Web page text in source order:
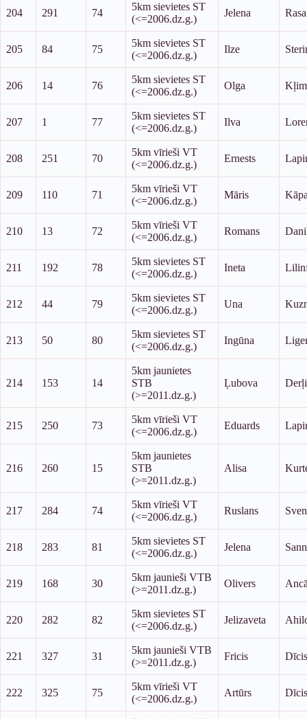
204 291 74
5km sievietes ST
(<=2006.dz.g.)
Jelena Rasa
205 84 75
5km sievietes ST
(<=2006.dz.g.)
Ilze
206 14 76
5km sievietes ST
(<=2006.dz.g.)
Olga
207 1 77
5km sievietes ST
(<=2006.dz.g.)
Ilva
208 251 70
5km vīrieši VT
(<=2006.dz.g.)
Ernests
209 110 71
5km vīrieši VT
(<=2006.dz.g.)
Māris
210 13 72
5km vīrieši VT
(<=2006.dz.g.)
Romans
211 192 78
5km sievietes ST
(<=2006.dz.g.)
Ineta
212 44 79
5km sievietes ST
(<=2006.dz.g.)
Una
213 50 80
5km sievietes ST
(<=2006.dz.g.)
Ingūna
214 153 14
5km jaunietes
STB
(>=2011.dz.g.)
Ļubova
215 250 73
5km vīrieši VT
(<=2006.dz.g.)
Eduards
216 260 15
5km jaunietes
STB
(>=2011.dz.g.)
Alisa
217 284 74
5km vīrieši VT
(<=2006.dz.g.)
Ruslans
218 283 81
5km sievietes ST
(<=2006.dz.g.)
Jelena
219 168 30
5km jaunieši VTB
(>=2011.dz.g.)
Olivers
220 282 82
5km sievietes ST
(<=2006.dz.g.)
Jelizaveta
221 327 31
5km jaunieši VTB
(>=2011.dz.g.)
Fricis Dīcis
222 325 75
5km vīrieši VT
(<=2006.dz.g.)
Artūrs Dīcis